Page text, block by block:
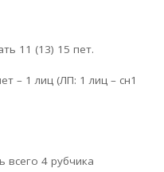
11 (13) 15 пет.
– 1 лиц (ЛП: 1 лиц – сн1
всего 4 рубчика